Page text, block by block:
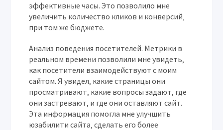
эффективные часы. Это позволило мне
увеличить количество кликов и конверсий‚
при том же бюджете.
Анализ поведения посетителей. Метрики в
реальном времени позволили мне увидеть‚
как посетители взаимодействуют с моим
сайтом. Я увидел‚ какие страницы они
просматривают‚ какие вопросы задают‚ где
они застревают‚ и где они оставляют сайт.
Эта информация помогла мне улучшить
юзабилити сайта‚ сделать его более